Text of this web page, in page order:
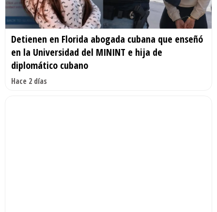
Detienen en Florida abogada cubana que enseñó
en la Universidad del MININT e hija de
diplomático cubano
Hace 2 días